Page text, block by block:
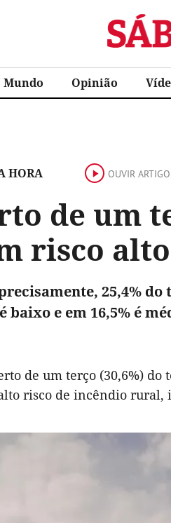
Sábado
Mundo Opinião
HORA OUVIR ARTIGO
de um
risco
25,4%
baixo e em 16,5% é
de um terço (30,6%)
risco de incêndio rural,